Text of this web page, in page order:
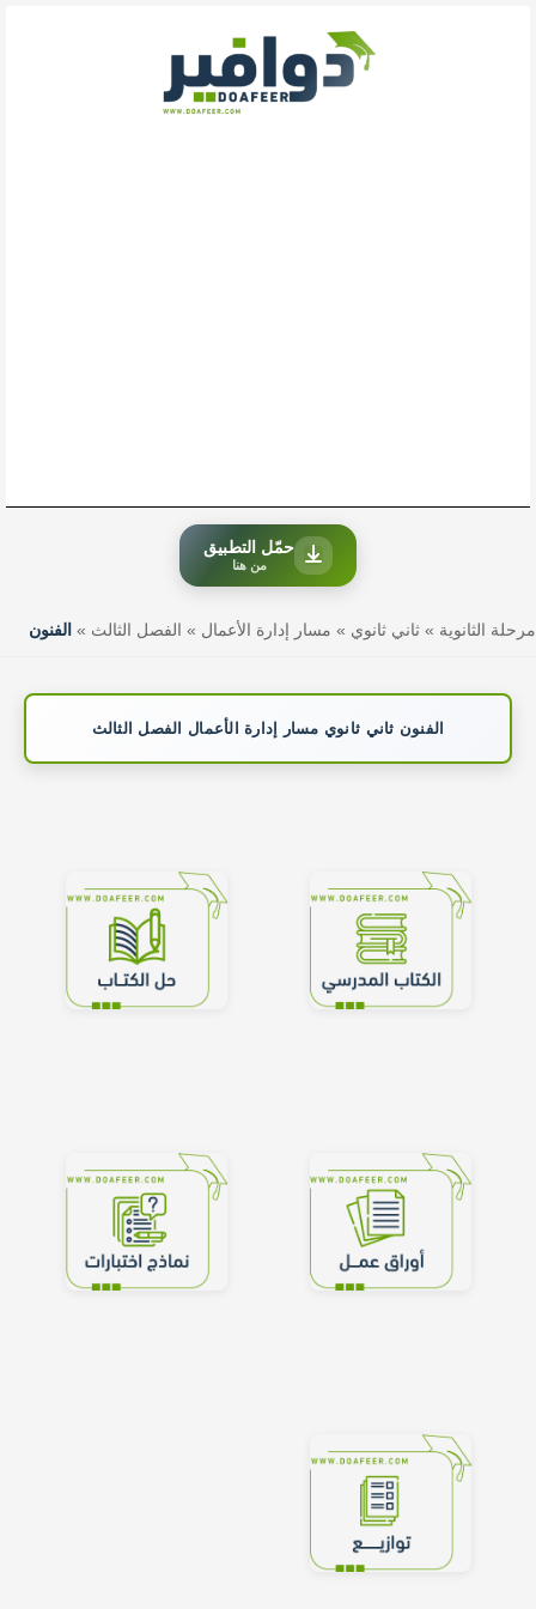
حمّل التطبيق
من هنا
مرحلة الثانوية » ثاني ثانوي » مسار إدارة الأعمال » الفصل الثالث » الفنون
الفنون ثاني ثانوي مسار إدارة الأعمال الفصل الثالث